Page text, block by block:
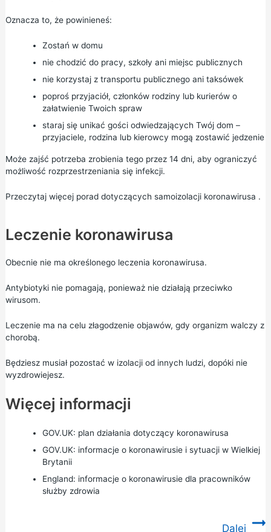
Oznacza to, że powinieneś:
Zostań w domu
nie chodzić do pracy, szkoły ani miejsc publicznych
nie korzystaj z transportu publicznego ani taksówek
poproś przyjaciół, członków rodziny lub kurierów o
załatwienie Twoich spraw
staraj się unikać gości odwiedzających Twój dom –
przyjaciele, rodzina lub kierowcy mogą zostawić jedzenie
Może zajść potrzeba zrobienia tego przez 14 dni, aby ograniczyć
możliwość rozprzestrzeniania się infekcji.
Przeczytaj więcej porad dotyczących samoizolacji koronawirusa .
Leczenie koronawirusa
Obecnie nie ma określonego leczenia koronawirusa.
Antybiotyki nie pomagają, ponieważ nie działają przeciwko
wirusom.
Leczenie ma na celu złagodzenie objawów, gdy organizm walczy z
chorobą.
Będziesz musiał pozostać w izolacji od innych ludzi, dopóki nie
wyzdrowiejesz.
Więcej informacji
GOV.UK: plan działania dotyczący koronawirusa
GOV.UK: informacje o koronawirusie i sytuacji w Wielkiej
Brytanii
England: informacje o koronawirusie dla pracowników
służby zdrowia
Dalej